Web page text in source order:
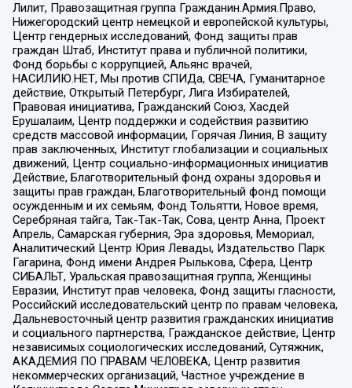
Лилит, Правозащитная группа Гражданин.Армия.Право,
Нижегородский центр немецкой и европейской культуры,
Центр гендерных исследований, Фонд защиты прав
граждан Штаб, Институт права и публичной политики,
Фонд борьбы с коррупцией, Альянс врачей,
НАСИЛИЮ.НЕТ, Мы против СПИДа, СВЕЧА, Гуманитарное
действие, Открытый Петербург, Лига Избирателей,
Правовая инициатива, Гражданский Союз, Хасдей
Ерушалаим, Центр поддержки и содействия развитию
средств массовой информации, Горячая Линия, В защиту
прав заключенных, Институт глобализации и социальных
движений, Центр социально-информационных инициатив
Действие, Благотворительный фонд охраны здоровья и
защиты прав граждан, Благотворительный фонд помощи
осужденным и их семьям, Фонд Тольятти, Новое время,
Серебряная тайга, Так-Так-Так, Сова, центр Анна, Проект
Апрель, Самарская губерния, Эра здоровья, Мемориал,
Аналитический Центр Юрия Левады, Издательство Парк
Гагарина, Фонд имени Андрея Рылькова, Сфера, Центр
СИБАЛЬТ, Уральская правозащитная группа, Женщины
Евразии, Институт прав человека, Фонд защиты гласности,
Российский исследовательский центр по правам человека,
Дальневосточный центр развития гражданских инициатив
и социального партнерства, Гражданское действие, Центр
независимых социологических исследований, Сутяжник,
АКАДЕМИЯ ПО ПРАВАМ ЧЕЛОВЕКА, Центр развития
некоммерческих организаций, Частное учреждение в